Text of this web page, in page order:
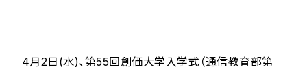
4月2日(水)、第55回創価大学入学式（通信教育部第